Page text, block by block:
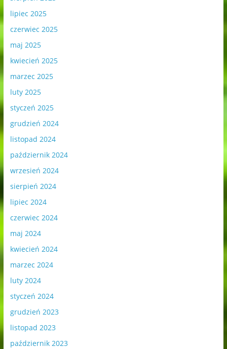
lipiec 2025
czerwiec 2025
maj 2025
kwiecień 2025
marzec 2025
luty 2025
styczeń 2025
grudzień 2024
listopad 2024
październik 2024
wrzesień 2024
sierpień 2024
lipiec 2024
czerwiec 2024
maj 2024
kwiecień 2024
marzec 2024
luty 2024
styczeń 2024
grudzień 2023
listopad 2023
październik 2023